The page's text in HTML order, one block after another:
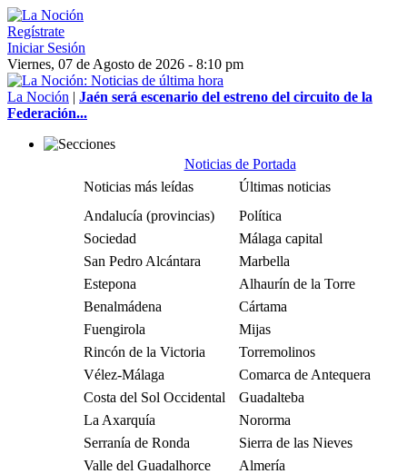
Regístrate
Iniciar Sesión
Viernes, 07 de Agosto de 2026 - 8:10 pm
La Noción | Jaén será escenario del estreno del circuito de la
Federación...
Noticias de Portada
Noticias más leídas
Últimas noticias
Andalucía (provincias)
Política
Sociedad
Málaga capital
San Pedro Alcántara
Marbella
Estepona
Alhaurín de la Torre
Benalmádena
Cártama
Fuengirola
Mijas
Rincón de la Victoria
Torremolinos
Vélez-Málaga
Comarca de Antequera
Costa del Sol Occidental
Guadalteba
La Axarquía
Nororma
Serranía de Ronda
Sierra de las Nieves
Valle del Guadalhorce
Almería